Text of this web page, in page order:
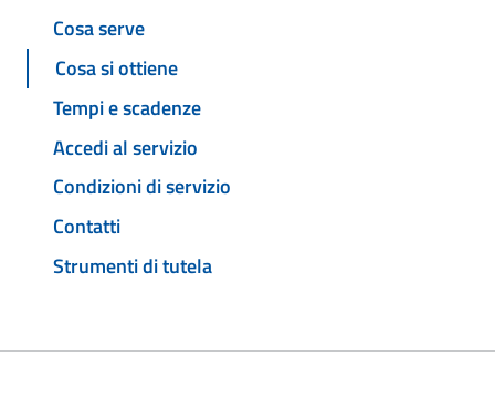
Cosa serve
Cosa si ottiene
Tempi e scadenze
Accedi al servizio
Condizioni di servizio
Contatti
Strumenti di tutela